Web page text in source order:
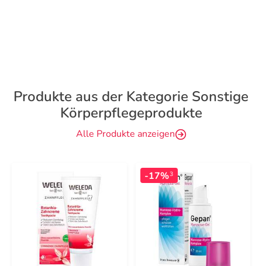
Produkte aus der Kategorie Sonstige
Körperpflegeprodukte
Alle Produkte anzeigen
-17%3